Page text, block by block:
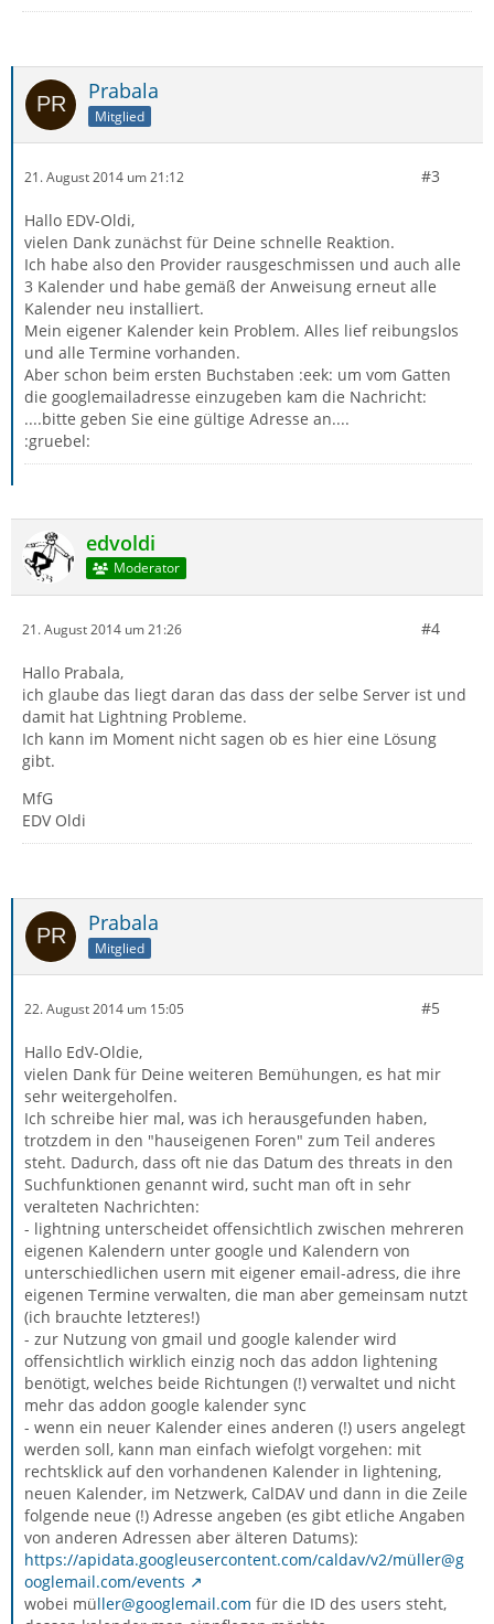
Prabala
Mitglied
21. August 2014 um 21:12 #3
Hallo EDV-Oldi,
vielen Dank zunächst für Deine schnelle Reaktion.
Ich habe also den Provider rausgeschmissen und auch alle
3 Kalender und habe gemäß der Anweisung erneut alle
Kalender neu installiert.
Mein eigener Kalender kein Problem. Alles lief reibungslos
und alle Termine vorhanden.
Aber schon beim ersten Buchstaben :eek: um vom Gatten
die googlemailadresse einzugeben kam die Nachricht:
....bitte geben Sie eine gültige Adresse an....
:gruebel:
edvoldi
Moderator
21. August 2014 um 21:26 #4
Hallo Prabala,
ich glaube das liegt daran das dass der selbe Server ist und
damit hat Lightning Probleme.
Ich kann im Moment nicht sagen ob es hier eine Lösung
gibt.
MfG
EDV Oldi
Prabala
Mitglied
22. August 2014 um 15:05 #5
Hallo EdV-Oldie,
vielen Dank für Deine weiteren Bemühungen, es hat mir
sehr weitergeholfen.
Ich schreibe hier mal, was ich herausgefunden haben,
trotzdem in den "hauseigenen Foren" zum Teil anderes
steht. Dadurch, dass oft nie das Datum des threats in den
Suchfunktionen genannt wird, sucht man oft in sehr
veralteten Nachrichten:
- lightning unterscheidet offensichtlich zwischen mehreren
eigenen Kalendern unter google und Kalendern von
unterschiedlichen usern mit eigener email-adress, die ihre
eigenen Termine verwalten, die man aber gemeinsam nutzt
(ich brauchte letzteres!)
- zur Nutzung von gmail und google kalender wird
offensichtlich wirklich einzig noch das addon lightening
benötigt, welches beide Richtungen (!) verwaltet und nicht
mehr das addon google kalender sync
- wenn ein neuer Kalender eines anderen (!) users angelegt
werden soll, kann man einfach wiefolgt vorgehen: mit
rechtsklick auf den vorhandenen Kalender in lightening,
neuen Kalender, im Netzwerk, CalDAV und dann in die Zeile
folgende neue (!) Adresse angeben (es gibt etliche Angaben
von anderen Adressen aber älteren Datums):
https://apidata.googleusercontent.com/caldav/v2/müller@g
ooglemail.com/events
wobei müller@googlemail.com für die ID des users steht,